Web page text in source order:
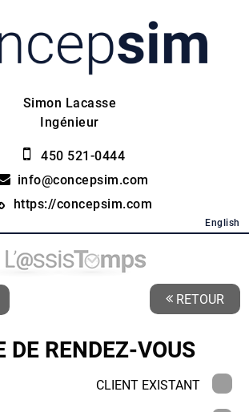
Simon Lacasse
Ingénieur
450 521-0444
info@concepsim.com
https://concepsim.com
English
RETOUR
DE RENDEZ-VOUS
CLIENT EXISTANT